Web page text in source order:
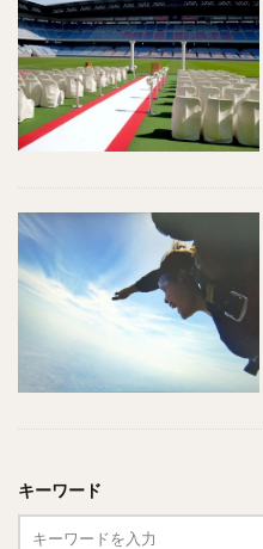
キーワード